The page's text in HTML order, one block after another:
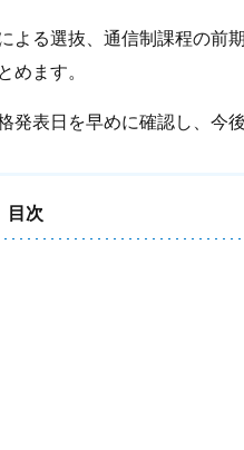
よる選抜、通信制課程の前
めます。
発表日を早めに確認し、今
目次